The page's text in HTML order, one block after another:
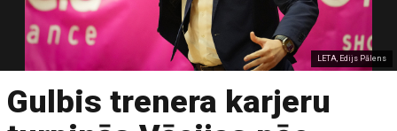
LETA, Edijs Pālens
Gulbis trenera karjeru